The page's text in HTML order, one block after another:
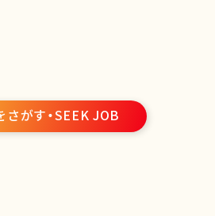
さがす・SEEK JOB